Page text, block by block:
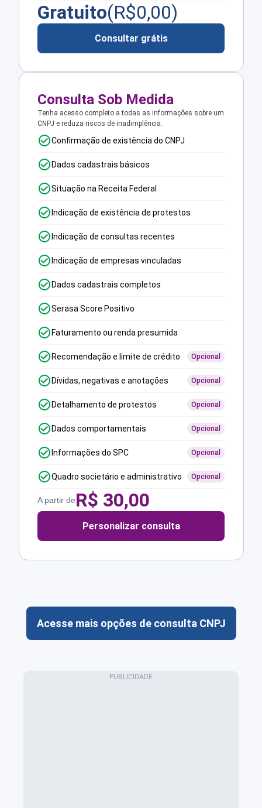
Gratuito(R$0,00)
Consultar grátis
Consulta Sob Medida
Tenha acesso completo a todas as informações sobre um
CNPJ e reduza riscos de inadimplência.
Confirmação de existência do CNPJ
Dados cadastrais básicos
Situação na Receita Federal
Indicação de existência de protestos
Indicação de consultas recentes
Indicação de empresas vinculadas
Dados cadastrais completos
Serasa Score Positivo
Faturamento ou renda presumida
Recomendação e limite de crédito Opcional
Dívidas, negativas e anotações Opcional
Detalhamento de protestos Opcional
Dados comportamentais Opcional
Informações do SPC Opcional
Quadro societário e administrativo Opcional
A partir deR$ 30,00
Personalizar consulta
Acesse mais opções de consulta CNPJ